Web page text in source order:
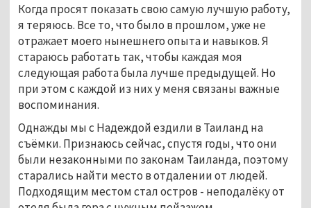
Когда просят показать свою самую лучшую работу,
я теряюсь. Все то, что было в прошлом, уже не
отражает моего нынешнего опыта и навыков. Я
стараюсь работать так, чтобы каждая моя
следующая работа была лучше предыдущей. Но
при этом с каждой из них у меня связаны важные
воспоминания.
Однажды мы с Надеждой ездили в Таиланд на
съёмки. Признаюсь сейчас, спустя годы, что они
были незаконными по законам Таиланда, поэтому
старались найти место в отдалении от людей.
Подходящим местом стал остров - неподалёку от